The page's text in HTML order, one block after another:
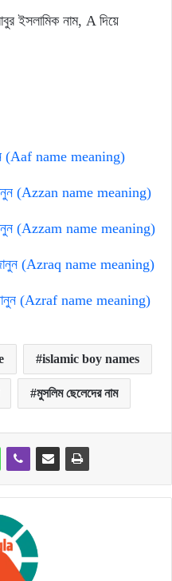
ইসলামিক নাম, A দিয়ে
(Aaf name meaning)
(Azzan name meaning)
(Azzam name meaning)
(Azraq name meaning)
(Azraf name meaning)
islamic boy names
মুসলিম ছেলেদের নাম